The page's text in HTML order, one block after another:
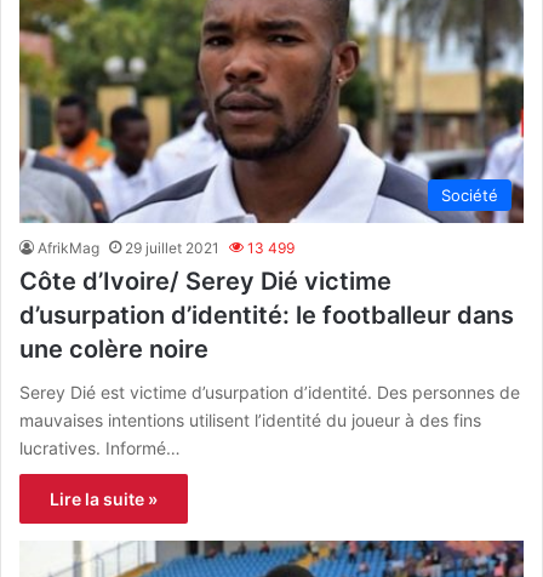
Société
AfrikMag 29 juillet 2021 13 499
Côte d’Ivoire/ Serey Dié victime
d’usurpation d’identité: le footballeur dans
une colère noire
Serey Dié est victime d’usurpation d’identité. Des personnes de
mauvaises intentions utilisent l’identité du joueur à des fins
lucratives. Informé…
Lire la suite »